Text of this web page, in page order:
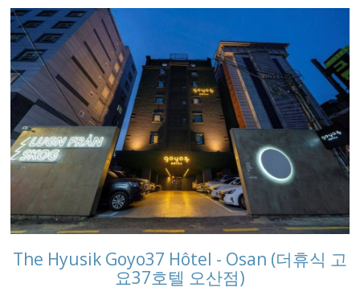
The Hyusik Goyo37 Hôtel - Osan (더휴식 고
요37호텔 오산점)